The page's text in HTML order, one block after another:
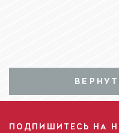
ПОДПИШИТЕСЬ НА